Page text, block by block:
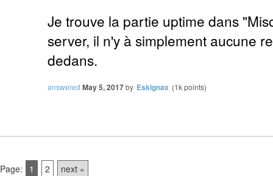
Je trouve la partie uptime dans
server, il n'y à simplement aucune
dedans.
answered May 5, 2017by Eskignax (1kpoints)
Page: 1 2 next »